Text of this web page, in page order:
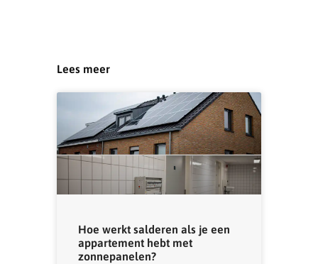
Lees meer
Hoe werkt salderen als je een
appartement hebt met
zonnepanelen?